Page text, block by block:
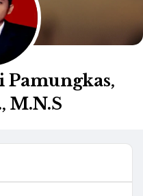
Pamungkas,
M.N.S